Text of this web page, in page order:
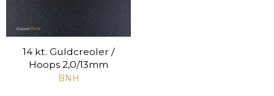
14 kt. Guldcreoler /
Hoops 2,0/13mm
BNH